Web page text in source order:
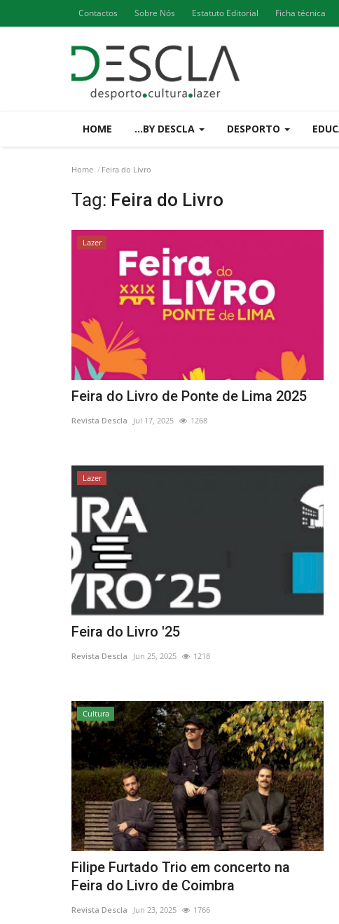
Contactos Sobre Nós Estatuto Editorial Ficha técnica
HOME ...BY DESCLA DESPORTO
Home Feira do Livro
Tag: Feira do Livro
Lazer
Feira do Livro de Ponte de Lima 2025
Revista Descla Jul 17, 2025 1268
Lazer
Feira do Livro '25
Revista Descla Jun 25, 2025 1218
Cultura
Filipe Furtado Trio em concerto na
Feira do Livro de Coimbra
Revista Descla Jun 23, 2025 1766